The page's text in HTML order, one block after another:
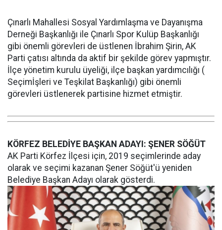
Çınarlı Mahallesi Sosyal Yardımlaşma ve Dayanışma
Derneği Başkanlığı ile Çınarlı Spor Kulüp Başkanlığı
gibi önemli görevleri de üstlenen İbrahim Şirin, AK
Parti çatısı altında da aktif bir şekilde görev yapmıştır.
İlçe yönetim kurulu üyeliği, ilçe başkan yardımcılığı (
Seçimİşleri ve Teşkilat Başkanlığı) gibi önemli
görevleri üstlenerek partisine hizmet etmiştir.
KÖRFEZ BELEDİYE BAŞKAN ADAYI: ŞENER SÖĞÜT
AK Parti Körfez İlçesi için, 2019 seçimlerinde aday
olarak ve seçimi kazanan Şener Söğüt'ü yeniden
Belediye Başkan Adayı olarak gösterdi.